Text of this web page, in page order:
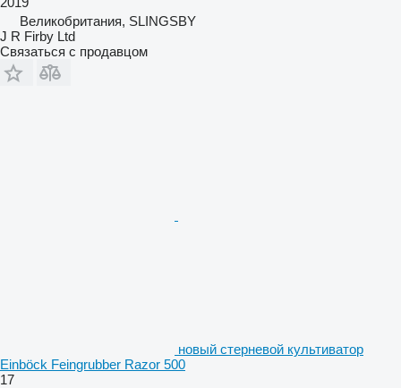
Великобритания, SLINGSBY
J R Firby Ltd
Связаться с продавцом
новый стерневой культиватор
Einböck Feingrubber Razor 500
17